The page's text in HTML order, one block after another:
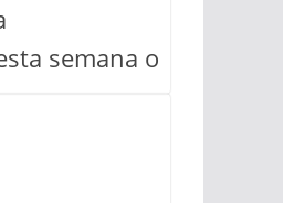
semana o